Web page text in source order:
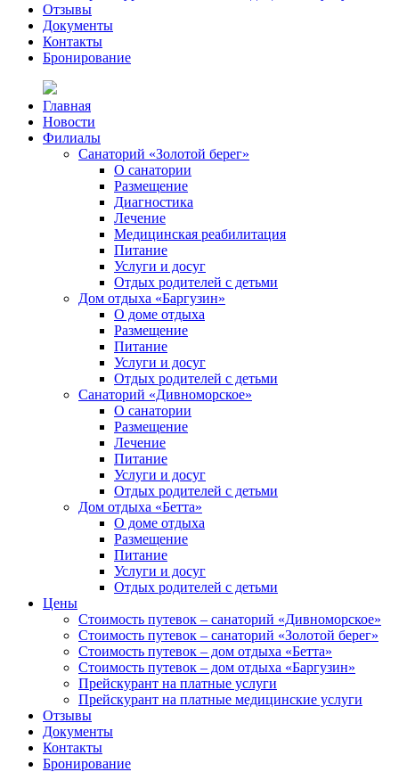
Отзывы
Документы
Контакты
Бронирование
Главная
Новости
Филиалы
Санаторий «Золотой берег»
О санатории
Размещение
Диагностика
Лечение
Медицинская реабилитация
Питание
Услуги и досуг
Отдых родителей с детьми
Дом отдыха «Баргузин»
О доме отдыха
Размещение
Питание
Услуги и досуг
Отдых родителей с детьми
Санаторий «Дивноморское»
О санатории
Размещение
Лечение
Питание
Услуги и досуг
Отдых родителей с детьми
Дом отдыха «Бетта»
О доме отдыха
Размещение
Питание
Услуги и досуг
Отдых родителей с детьми
Цены
Стоимость путевок – санаторий «Дивноморское»
Стоимость путевок – санаторий «Золотой берег»
Стоимость путевок – дом отдыха «Бетта»
Стоимость путевок – дом отдыха «Баргузин»
Прейскурант на платные услуги
Прейскурант на платные медицинские услуги
Отзывы
Документы
Контакты
Бронирование